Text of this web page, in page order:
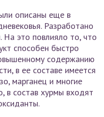
описаны еще в
Разработано
На это повлияло то, что
способен быстро
содержанию
в ее составе имеется
марганец и многие
в состав хурмы входят